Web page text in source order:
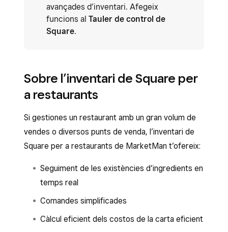
avançades d’inventari. Afegeix
funcions al Tauler de control de
Square.
Sobre l’inventari de Square per
a restaurants
Si gestiones un restaurant amb un gran volum de
vendes o diversos punts de venda, l’inventari de
Square per a restaurants de MarketMan t’ofereix:
Seguiment de les existències d’ingredients en
temps real
Comandes simplificades
Càlcul eficient dels costos de la carta eficient